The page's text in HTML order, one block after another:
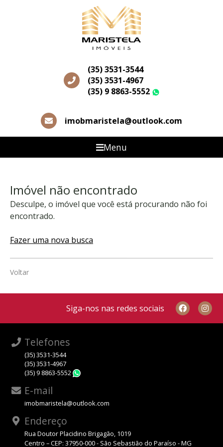
(35) 3531-3544
(35) 3531-4967
(35) 9 8863-5552
imobmaristela@outlook.com
Menu
Imóvel não encontrado
Desculpe, o imóvel que você está procurando não foi
encontrado.
Fazer uma nova busca
Voltar
Siga-nos nas redes sociais
Telefones
(35) 3531-3544
(35) 3531-4967
(35) 9 8863-5552
E-mail
imobmaristela@outlook.com
Endereço
Rua Doutor Placidino Brigagão, 1019
Centro – CEP: 37950-000 - São Sebastião do Paraíso - MG